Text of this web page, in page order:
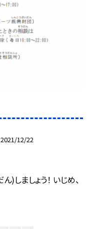
2021/12/22
しましょう！ いじめ、